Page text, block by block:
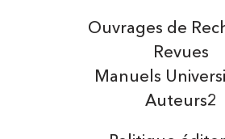
Auteurs2
Manuels
Ouvrages de
Revues